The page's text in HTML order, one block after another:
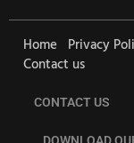
Home Privacy
Contact us
CONTACT US
DOWNLOAD